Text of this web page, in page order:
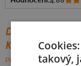
DALŠÍ POTISKY
KATEGORIE
PROCHÁZET VŠE:
takový,